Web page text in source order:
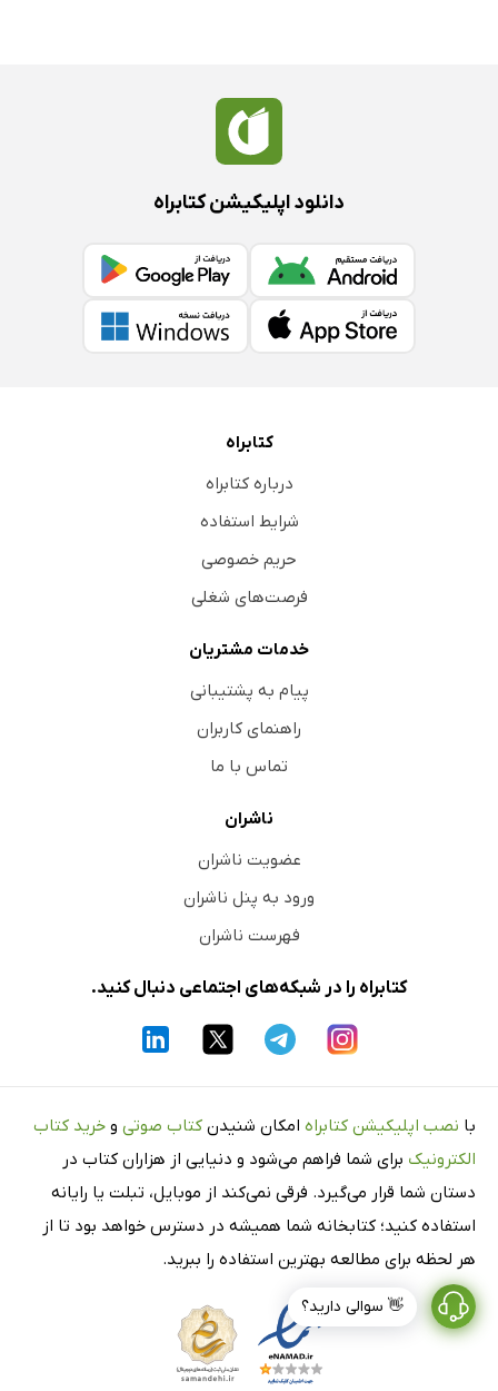
👋 سوالی دارید؟
دانلود اپلیکیشن کتابراه
کتابراه
درباره کتابراه
شرایط استفاده
حریم خصوصی
فرصت‌های شغلی
خدمات مشتریان
پیام به پشتیبانی
راهنمای کاربران
تماس با ما
ناشران
عضویت ناشران
ورود به پنل ناشران
فهرست ناشران
کتابراه را در شبکه‌های اجتماعی دنبال کنید.
با نصب اپلیکیشن کتابراه امکان شنیدن کتاب صوتی و خرید کتاب
الکترونیک برای شما فراهم می‌شود و دنیایی از هزاران کتاب در
دستان شما قرار می‌گیرد. فرقی نمی‌کند از موبایل، تبلت یا رایانه
استفاده کنید؛ کتابخانه شما همیشه در دسترس خواهد بود تا از
هر لحظه برای مطالعه بهترین استفاده را ببرید.